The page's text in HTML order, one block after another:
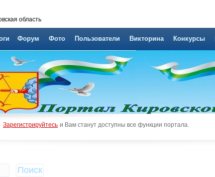
область
Форум Фото Пользователи Викторина Конкурсы
Зарегистрируйтесь и Вам станут доступны все функции портала.
Поиск